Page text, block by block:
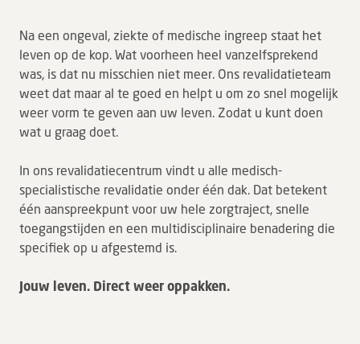
Uw ervaring telt
Uw gegevens
Wachttijden
Werken bij DZ
Leren
Na een ongeval, ziekte of medische ingreep staat het
leven op de kop. Wat voorheen heel vanzelfsprekend
was, is dat nu misschien niet meer. Ons revalidatieteam
weet dat maar al te goed en helpt u om zo snel mogelijk
weer vorm te geven aan uw leven. Zodat u kunt doen
wat u graag doet.
In ons revalidatiecentrum vindt u alle medisch-
specialistische revalidatie onder één dak. Dat betekent
één aanspreekpunt voor uw hele zorgtraject, snelle
toegangstijden en een multidisciplinaire benadering die
specifiek op u afgestemd is.
Jouw leven. Direct weer oppakken.